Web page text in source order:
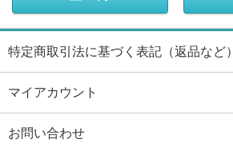
特定商取引法に基づく表記（返品など）
マイアカウント
お問い合わせ